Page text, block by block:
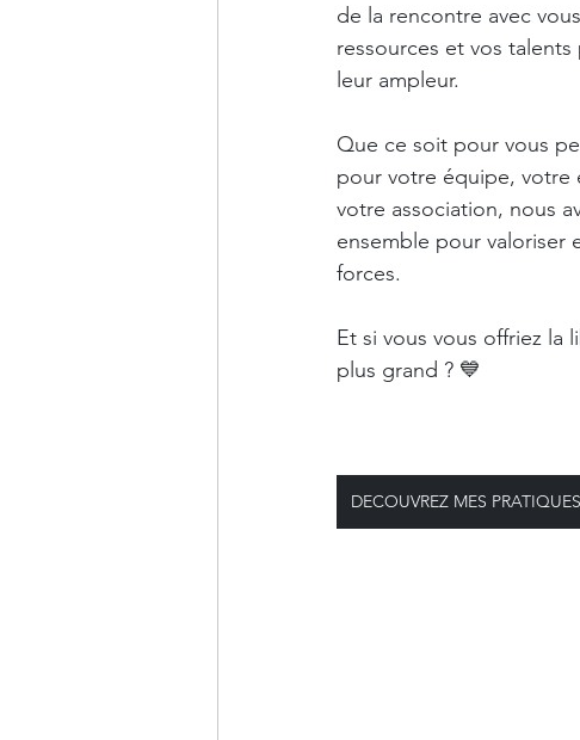
de la rencontre avec
ressources et vos
leur ampleur.
Que ce soit pour vous
pour votre équipe, votre
votre association, nous
ensemble pour valoriser
forces.
Et si vous vous offriez la
plus grand ? 💙
DECOUVREZ MES PRATIQUES